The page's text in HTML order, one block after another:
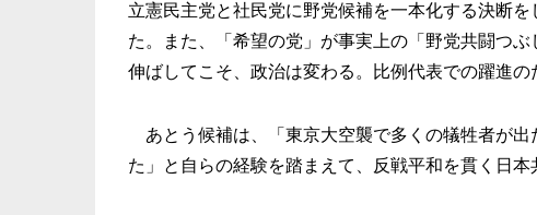
立憲民主党と社民党に野党候補を一本化する決断を
た。また、「希望の党」が事実上の「 野党共闘つぶ
伸ばしてこそ、政治は変わる。
比例代表での躍進の
あとう候補は、「東京大空襲で多くの犠牲者が出
た」と自らの経験を踏まえて、
反戦平和を貫く日本